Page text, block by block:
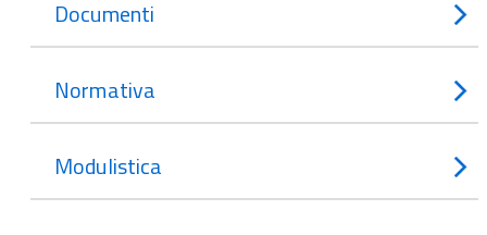
Documenti
Normativa
Modulistica